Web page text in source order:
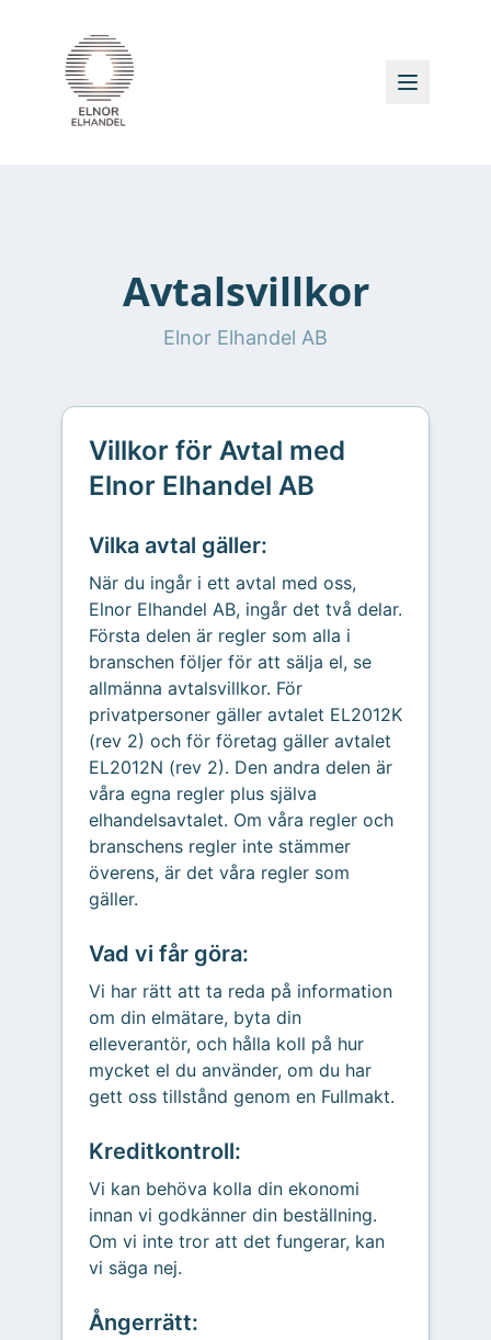
Avtalsvillkor
Elnor Elhandel AB
Villkor för Avtal med
Elnor Elhandel AB
Vilka avtal gäller:
När du ingår i ett avtal med oss,
Elnor Elhandel AB, ingår det två delar.
Första delen är regler som alla i
branschen följer för att sälja el, se
allmänna avtalsvillkor. För
privatpersoner gäller avtalet EL2012K
(rev 2) och för företag gäller avtalet
EL2012N (rev 2). Den andra delen är
våra egna regler plus själva
elhandelsavtalet. Om våra regler och
branschens regler inte stämmer
överens, är det våra regler som
gäller.
Vad vi får göra:
Vi har rätt att ta reda på information
om din elmätare, byta din
elleverantör, och hålla koll på hur
mycket el du använder, om du har
gett oss tillstånd genom en Fullmakt.
Kreditkontroll:
Vi kan behöva kolla din ekonomi
innan vi godkänner din beställning.
Om vi inte tror att det fungerar, kan
vi säga nej.
Ångerrätt: